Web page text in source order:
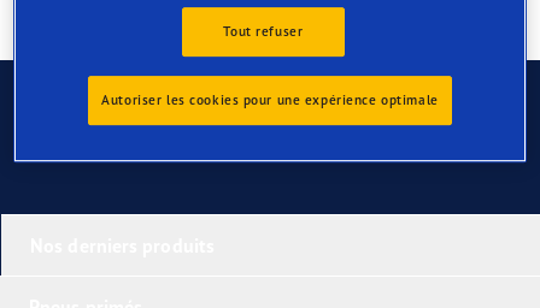
Contactez-nous
Tout refuser
Autoriser les cookies pour une expérience optimale